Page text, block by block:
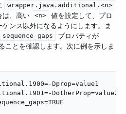
wrapper.java.additional.<n>
、高い
<n>
​ 値を設定して、プロ
ンス以外になるようにします。ま
​ プロパティが ​
ことを確認します。次に例を示しま
Dprop=value1
DotherProp=value2